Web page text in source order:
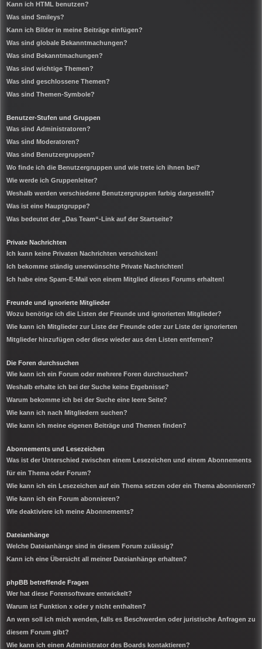
Kann ich HTML benutzen?
Was sind Smileys?
Kann ich Bilder in meine Beiträge einfügen?
Was sind globale Bekanntmachungen?
Was sind Bekanntmachungen?
Was sind wichtige Themen?
Was sind geschlossene Themen?
Was sind Themen-Symbole?
Benutzer-Stufen und Gruppen
Was sind Administratoren?
Was sind Moderatoren?
Was sind Benutzergruppen?
Wo finde ich die Benutzergruppen und wie trete ich ihnen bei?
Wie werde ich Gruppenleiter?
Weshalb werden verschiedene Benutzergruppen farbig dargestellt?
Was ist eine Hauptgruppe?
Was bedeutet der „Das Team“-Link auf der Startseite?
Private Nachrichten
Ich kann keine Privaten Nachrichten verschicken!
Ich bekomme ständig unerwünschte Private Nachrichten!
Ich habe eine Spam-E-Mail von einem Mitglied dieses Forums erhalten!
Freunde und ignorierte Mitglieder
Wozu benötige ich die Listen der Freunde und ignorierten Mitglieder?
Wie kann ich Mitglieder zur Liste der Freunde oder zur Liste der ignorierten
Mitglieder hinzufügen oder diese wieder aus den Listen entfernen?
Die Foren durchsuchen
Wie kann ich ein Forum oder mehrere Foren durchsuchen?
Weshalb erhalte ich bei der Suche keine Ergebnisse?
Warum bekomme ich bei der Suche eine leere Seite?
Wie kann ich nach Mitgliedern suchen?
Wie kann ich meine eigenen Beiträge und Themen finden?
Abonnements und Lesezeichen
Was ist der Unterschied zwischen einem Lesezeichen und einem Abonnements
für ein Thema oder Forum?
Wie kann ich ein Lesezeichen auf ein Thema setzen oder ein Thema abonnieren?
Wie kann ich ein Forum abonnieren?
Wie deaktiviere ich meine Abonnements?
Dateianhänge
Welche Dateianhänge sind in diesem Forum zulässig?
Kann ich eine Übersicht all meiner Dateianhänge erhalten?
phpBB betreffende Fragen
Wer hat diese Forensoftware entwickelt?
Warum ist Funktion x oder y nicht enthalten?
An wen soll ich mich wenden, falls es Beschwerden oder juristische Anfragen zu
diesem Forum gibt?
Wie kann ich einen Administrator des Boards kontaktieren?